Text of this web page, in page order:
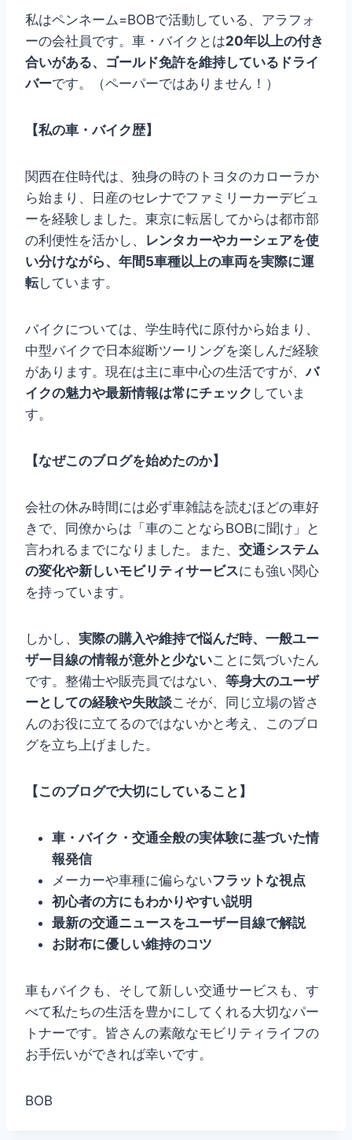
私はペンネーム=BOBで活動している、アラフォ
ーの会社員です。車・バイクとは20年以上の付き
合いがある、ゴールド免許を維持しているドライ
バーです。（ペーパーではありません！）
【私の車・バイク歴】
関西在住時代は、独身の時のトヨタのカローラか
ら始まり、日産のセレナでファミリーカーデビュ
ーを経験しました。東京に転居してからは都市部
の利便性を活かし、 レンタカーやカーシェアを使
い分けながら、年間5車種以上の車両を実際に運
転しています。
バイクについては、学生時代に原付から始まり、
中型バイクで日本縦断ツーリングを楽しんだ経験
があります。現在は主に車中心の生活ですが、バ
イクの魅力や最新情報は常にチェック していま
す。
【なぜこのブログを始めたのか】
会社の休み時間には必ず車雑誌を読むほどの車好
きで、同僚からは「車のことならBOBに聞け」と
言われるまでになりました。また、 交通システム
の変化や新しいモビリティサービスにも強い関心
を持っています。
しかし、 実際の購入や維持で悩んだ時、一般ユー
ザー目線の情報が意外と少ないことに気づいたん
です。整備士や販売員ではない、 等身大のユーザ
ーとしての経験や失敗談こそが、同じ立場の皆さ
んのお役に立てるのではないかと考え、このブロ
グを立ち上げました。
【このブログで大切にしていること】
車・バイク・交通全般の実体験に基づいた情
報発信
メーカーや車種に偏らないフラットな視点
初心者の方にもわかりやすい説明
最新の交通ニュースをユーザー目線で解説
お財布に優しい維持のコツ
車もバイクも、そして新しい交通サービスも、す
べて私たちの生活を豊かにしてくれる大切なパー
トナーです。皆さんの素敵なモビリティライフの
お手伝いができれば幸いです。
BOB